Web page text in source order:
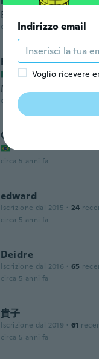
Excelente producto
circa 5 anni fa
Pako
Iscrizione dal 2017 · 77
Muy buena calidad
circa 5 anni fa
Gustavo
Iscrizione dal 2018
circa 5 anni fa
edward
Iscrizione dal 2015 · 24
circa 5 anni fa
Deidre
Iscrizione dal 2016 · 65
circa 5 anni fa
貴子
Iscrizione dal 2019 · 61
circa 5 anni fa
Indirizzo email
Voglio ricevere